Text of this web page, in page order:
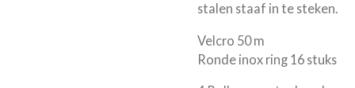
stalen staaf in te steken.
Velcro 50 m
Ronde inox ring 16 stuks